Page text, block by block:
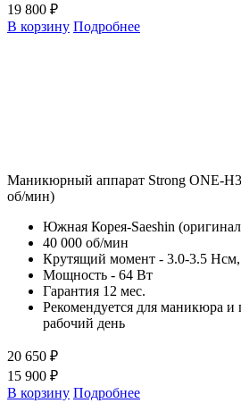
19 800 ₽
В корзину Подробнее
Маникюрный аппарат Strong ONE-
об/мин)
Южная Корея-Saeshin
40 000 об/мин
Крутящий момент - 3.0-3.5
Мощность - 64 Вт
Гарантия 12 мес.
Рекомендуется для маникюра
рабочий день
20 650 ₽
15 900 ₽
В корзину Подробнее